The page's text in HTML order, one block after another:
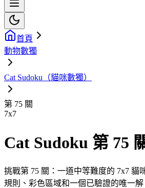
首頁
動物數獨
Cat Sudoku（貓咪數獨）
第 75 關
7x7
Cat Sudoku 第 75
挑戰第 75 關：一道中等難度的 7x7 貓
規則、彩色區域和一個已驗證的唯一解